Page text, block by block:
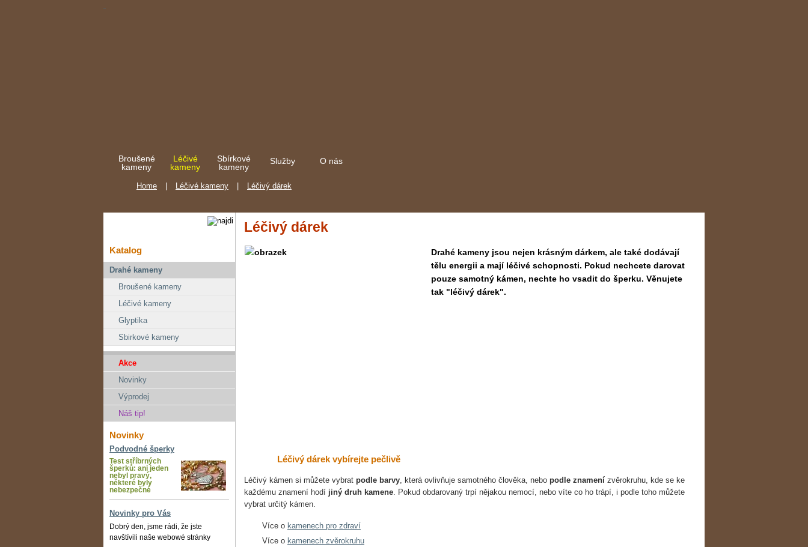
Broušené
kameny
Léčivé
kameny
Sbírkové
kameny
Služby O nás
Home Léčivé kameny Léčivý dárek
Katalog
Drahé kameny
Broušené kameny
Léčivé kameny
Glyptika
Sbirkové kameny
Akce
Novinky
Výprodej
Náš tip!
Novinky
Podvodné šperky
Test stříbrných
šperků: ani jeden
nebyl pravý,
některé byly
nebezpečné
Novinky pro Vás
Dobrý den, jsme rádi, že jste
navštívili naše webowé stránky
Léčivý dárek
Drahé kameny jsou nejen krásným dárkem, ale také dodávají
tělu energii a mají léčivé schopnosti. Pokud nechcete darovat
pouze samotný kámen, nechte ho vsadit do šperku. Věnujete
tak "léčivý dárek".
Léčivý dárek vybírejte pečlivě
Léčivý kámen si můžete vybrat podle barvy , která ovlivňuje samotného člověka, nebo podle znamení zvěrokruhu, kde se ke
každému znamení hodí jiný druh kamene . Pokud obdarovaný trpí nějakou nemocí, nebo víte co ho trápí, i podle toho můžete
vybrat určitý kámen.
Více o kamenech pro zdraví
Více o kamenech zvěrokruhu